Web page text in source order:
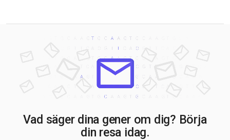
Vad säger dina gener om dig? Börja
din resa idag.